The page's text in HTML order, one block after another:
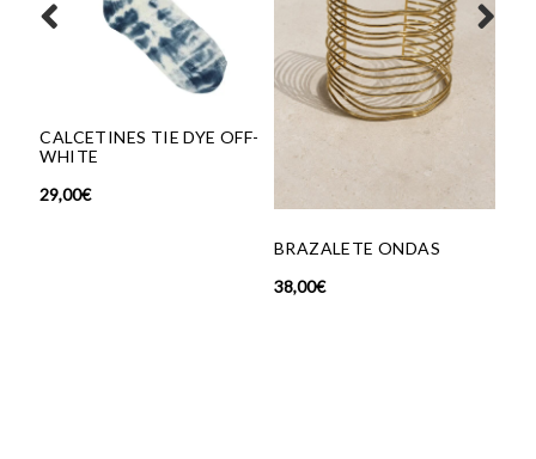
TIE DYE OFF-
€
BRAZALETE ONDAS
€